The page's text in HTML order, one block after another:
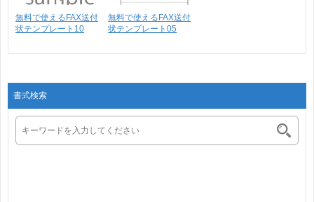
無料で使えるFAX送付
状テンプレート10
無料で使えるFAX送付
状テンプレート05
書式検索